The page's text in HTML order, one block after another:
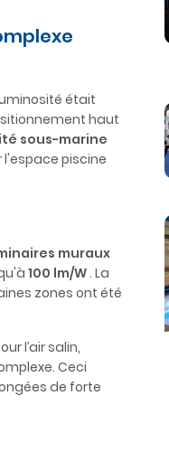
était
haut
sous-marine
l'espace piscine
muraux
100 lm/W. La
zones ont été
l’air salin,
Ceci
de forte